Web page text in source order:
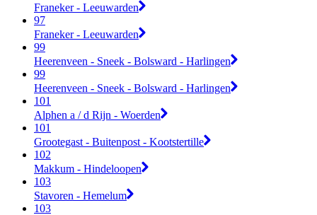
Franeker - Leeuwarden
97
Franeker - Leeuwarden
99
Heerenveen - Sneek - Bolsward - Harlingen
99
Heerenveen - Sneek - Bolsward - Harlingen
101
Alphen a / d Rijn - Woerden
101
Grootegast - Buitenpost - Kootstertille
102
Makkum - Hindeloopen
103
Stavoren - Hemelum
103